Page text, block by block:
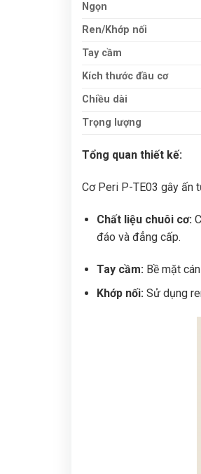
Ngọn
Ren/Khớp nối
Tay cầm
Kích thước đầu cơ
Chiều dài
Trọng lượng
Tổng quan thiết kế:
Cơ Peri P-TE03 gây ấn
Chất liệu chuôi cơ:
đáo và đẳng cấp.
Tay cầm: Bề mặt
Khớp nối:Sử dụng